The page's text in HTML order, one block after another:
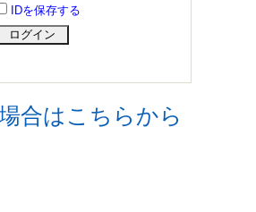
IDを保存する
合はこちらから